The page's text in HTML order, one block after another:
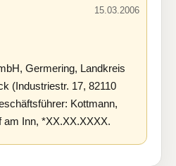
15.03.2006
Germering, Landkreis
(Industriestr. 17, 82110
Kottmann,
am Inn, *XX.XX.XXXX.